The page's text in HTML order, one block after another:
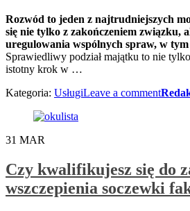
Rozwód to jeden z najtrudniejszych
się nie tylko z zakończeniem związku,
uregulowania wspólnych spraw, w
Sprawiedliwy podział majątku to nie
istotny krok w …
Kategoria: UsługiLeave a comment
31 MAR
Czy kwalifikujesz się do
wszczepienia soczewki